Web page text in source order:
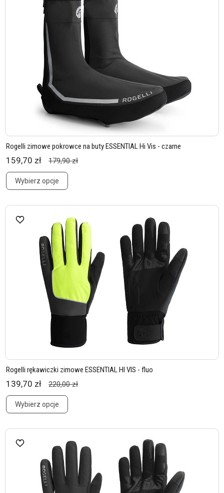
Rogelli zimowe pokrowce na buty ESSENTIAL Hi Vis - czarne
159,70 zł 179,90 zł
Wybierz opcje
Rogelli rękawiczki zimowe ESSENTIAL HI VIS - fluo
139,70 zł 220,00 zł
Wybierz opcje